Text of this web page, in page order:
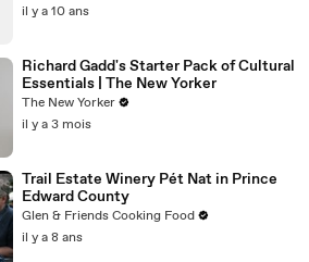
il y a 10 ans
Richard Gadd's Starter Pack of Cultural
Essentials | The New Yorker
The New Yorker
il y a 3 mois
Trail Estate Winery Pét Nat in Prince
Edward County
Glen & Friends Cooking Food
il y a 8 ans